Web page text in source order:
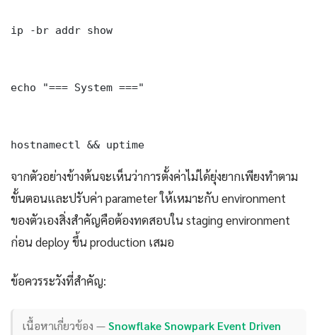
ip -br addr show
echo "=== System ==="
hostnamectl && uptime
จากตัวอย่างข้างต้นจะเห็นว่าการตั้งค่าไม่ได้ยุ่งยากเพียงทำตาม
ขั้นตอนและปรับค่า parameter ให้เหมาะกับ environment
ของตัวเองสิ่งสำคัญคือต้องทดสอบใน staging environment
ก่อน deploy ขึ้น production เสมอ
ข้อควรระวังที่สำคัญ:
เนื้อหาเกี่ยวข้อง —Snowflake Snowpark Event Driven